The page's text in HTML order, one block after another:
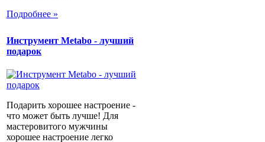
Подробнее »
Инструмент Metabo - лучший
подарок
Подарить хорошее настроение -
что может быть лучше! Для
мастеровитого мужчины
хорошее настроение легко